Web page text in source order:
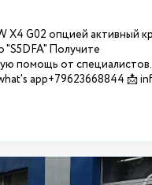
X4 G02 опцией активный
"S5DFA" Получите
помощь от
app+79623668844 📩